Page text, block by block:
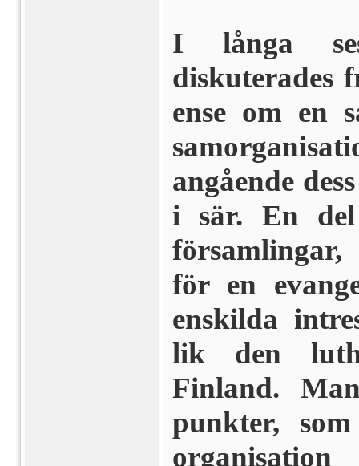
I långa
diskuterades
ense om en
angående
i sär. En
församlingar,
för en
enskilda
lik den
Finland.
punkter,